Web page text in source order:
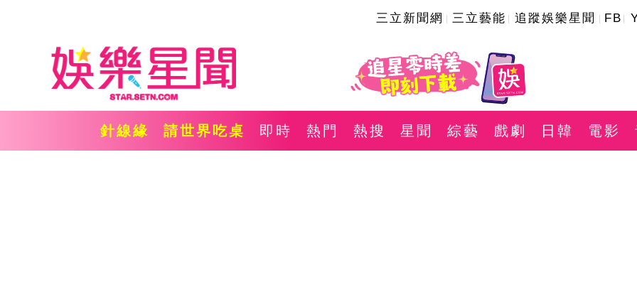
三立新聞網 三立藝能 追蹤娛樂星聞 FB
針線緣 請世界吃桌 即時 熱門 熱搜 星聞 綜藝 戲劇 日韓 電影